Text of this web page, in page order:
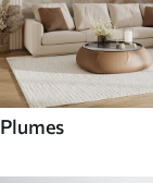
Plumes